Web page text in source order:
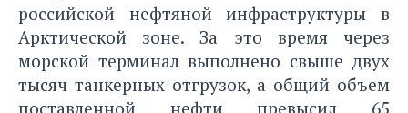
российской нефтяной инфраструктуры в
Арктической зоне. За это время через
морской терминал выполнено свыше двух
тысяч танкерных отгрузок, а общий объем
поставленной нефти превысил 65